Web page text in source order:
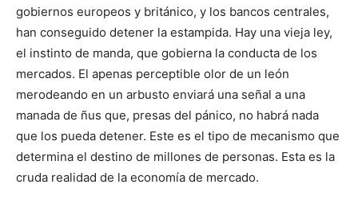
gobiernos europeos y británico, y los bancos centrales,
han conseguido detener la estampida. Hay una vieja ley,
el instinto de manda, que gobierna la conducta de los
mercados. El apenas perceptible olor de un león
merodeando en un arbusto enviará una señal a una
manada de ñus que, presas del pánico, no habrá nada
que los pueda detener. Este es el tipo de mecanismo que
determina el destino de millones de personas. Esta es la
cruda realidad de la economía de mercado.